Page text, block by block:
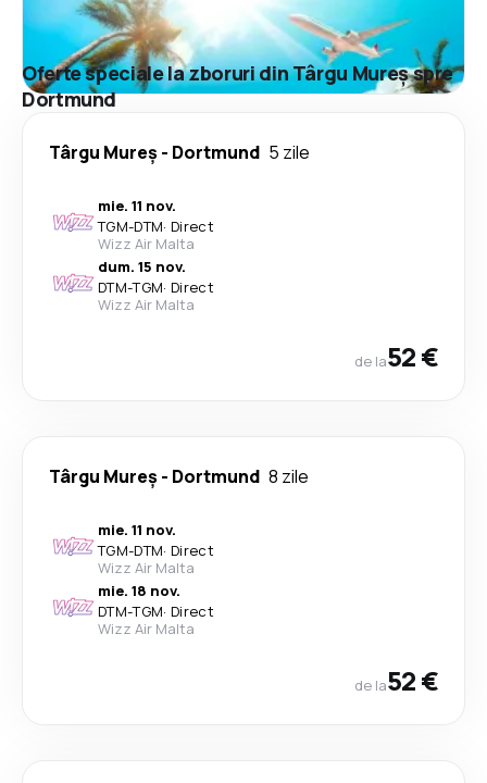
Oferte speciale la zboruri din Târgu Mureș spre
Dortmund
Târgu Mureș - Dortmund 5 zile
mie. 11 nov.
TGM-DTM· Direct
Wizz Air Malta
dum. 15 nov.
DTM-TGM· Direct
Wizz Air Malta
de la52 €
Târgu Mureș - Dortmund 8 zile
mie. 11 nov.
TGM-DTM· Direct
Wizz Air Malta
mie. 18 nov.
DTM-TGM· Direct
Wizz Air Malta
de la52 €